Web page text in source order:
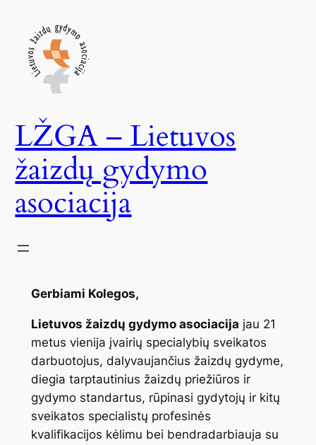
content
LŽGA – Lietuvos
žaizdų gydymo
asociacija
Gerbiami Kolegos,
Lietuvos žaizdų gydymo asociacija jau 21
metus vienija įvairių specialybių sveikatos
darbuotojus, dalyvaujančius žaizdų gydyme,
diegia tarptautinius žaizdų priežiūros ir
gydymo standartus, rūpinasi gydytojų ir kitų
sveikatos specialistų profesinės
kvalifikacijos kėlimu bei bendradarbiauja su